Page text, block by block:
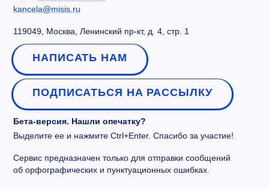
kancela@misis.ru
119049, Москва, Ленинский пр-кт, д. 4, стр. 1
НАПИСАТЬ НАМ
ПОДПИСАТЬСЯ НА РАССЫЛКУ
Бета-версия. Нашли опечатку?
Выделите ее и нажмите Ctrl+Enter. Спасибо за участие!
Сервис предназначен только для отправки сообщений
об орфографических и пунктуационных ошибках.